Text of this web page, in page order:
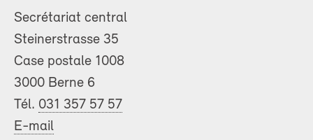
Secrétariat central
Steinerstrasse 35
Case postale 1008
3000 Berne 6
Tél. 031 357 57 57
E-mail